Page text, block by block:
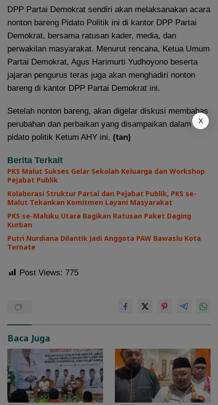
DPP Partai Demokrat sendiri akan melaksanakan acara
nonton bareng Pidato Politik ini di kantor DPP Partai
Demokrat, bersama ratusan kader, media, dan
perwakilan masyarakat. Menurut rencana, Ketua Umum
Partai Demokrat, Agus Harimurti Yudhoyono beserta
jajaran pengurus teras juga akan menghadiri nonton
bareng di kantor DPP Partai Demokrat ini.
Setelah nonton bareng, akan digelar diskusi membahas
perubahan dan perbaikan yang disampaikan dalam
pidato politik Ketum AHY ini. (tan)
Berita Terkait
PKS Malut Sukses Gelar Sekolah Keluarga dan Workshop
Pejabat Publik
Kolaborasi Struktur Partai dan Pejabat Publik, PKS se-
Malut Tekankan Komitmen Layani Masyarakat
PKS se-Maluku Utara Bagikan Ratusan Paket Daging
Kurban
Putri Nurdiana Dilantik jadi Anggota PAW Bawaslu Kota
Ternate
Post Views: 775
Baca Juga
X